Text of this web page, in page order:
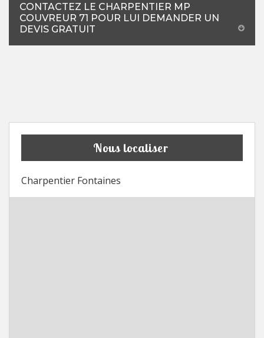
CONTACTEZ LE CHARPENTIER MP
COUVREUR 71 POUR LUI DEMANDER UN
DEVIS GRATUIT
Nous localiser
Charpentier Fontaines